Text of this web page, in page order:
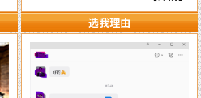
荡混乱复杂，国内派系斗争逼害严
重，经济更加混乱，行业拢断更加
白热化，民营企业压力已至顶端悬
崖之上。有更多的民营企业被洗牌
面临关闭，两极化更加明显。但不
管怎样，各人有各自的命，十二生
选我理由